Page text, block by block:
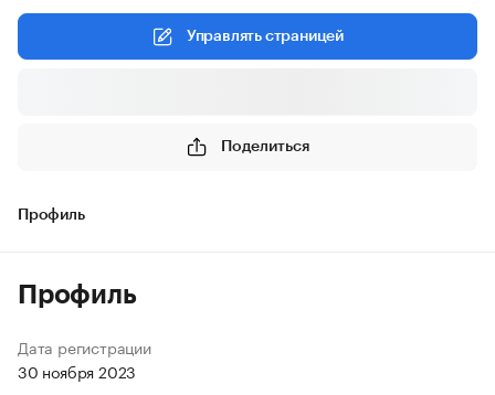
Управлять страницей
Поделиться
Профиль
Профиль
Дата регистрации
30 ноября 2023